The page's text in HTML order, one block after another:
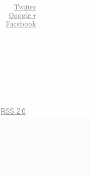
Twitter
Google +
Facebook
RSS 2.0